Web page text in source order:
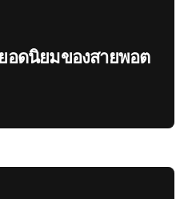
อดนิยมของสายพอต